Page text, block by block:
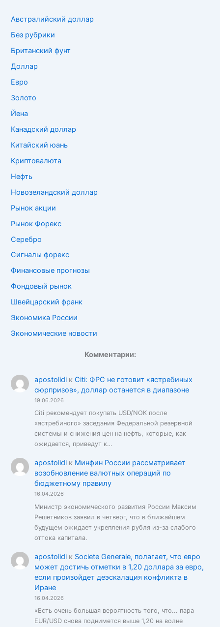
Австралийский доллар
Без рубрики
Британский фунт
Доллар
Евро
Золото
Йена
Канадский доллар
Китайский юань
Криптовалюта
Нефть
Новозеландский доллар
Рынок акции
Рынок Форекс
Серебро
Сигналы форекс
Финансовые прогнозы
Фондовый рынок
Швейцарский франк
Экономика России
Экономические новости
Комментарии:
apostolidiк Citi: ФРС не готовит «ястребиных
сюрпризов», доллар останется в диапазоне
19.06.2026
Citi рекомендует покупать USD/NOK после
«ястребиного» заседания Федеральной резервной
системы и снижения цен на нефть, которые, как
ожидается, приведут к…
apostolidiк Минфин России рассматривает
возобновление валютных операций по
бюджетному правилу
16.04.2026
Министр экономического развития России Максим
Решетников заявил в четверг, что в ближайшем
будущем ожидает укрепления рубля из-за слабого
оттока капитала.
apostolidiк Societe Generale, полагает, что евро
может достичь отметки в 1,20 доллара за евро,
если произойдет деэскалация конфликта в
Иране
16.04.2026
«Есть очень большая вероятность того, что... пара
EUR/USD снова поднимется выше 1,20 на волне